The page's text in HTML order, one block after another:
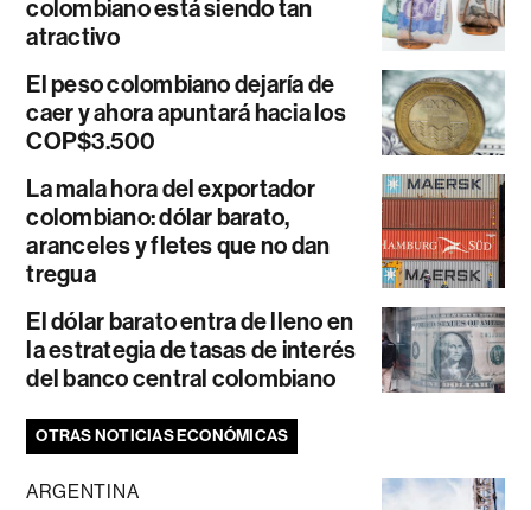
colombiano está siendo tan
atractivo
El peso colombiano dejaría de
caer y ahora apuntará hacia los
COP$3.500
La mala hora del exportador
colombiano: dólar barato,
aranceles y fletes que no dan
tregua
El dólar barato entra de lleno en
la estrategia de tasas de interés
del banco central colombiano
OTRAS NOTICIAS ECONÓMICAS
ARGENTINA